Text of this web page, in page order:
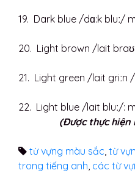
19. Dark blue /dɑ:k bluː/
20. Light brown /lait
21. Light green /lait griːn
22. Light blue /lait bluː/:
(Được thực
từ vựng màu sắc, từ
trong tiếng anh, các từ